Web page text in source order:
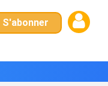
S'abonner